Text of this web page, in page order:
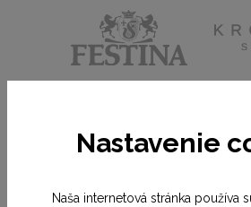
Nastavenie
Naša internetová stránka používa